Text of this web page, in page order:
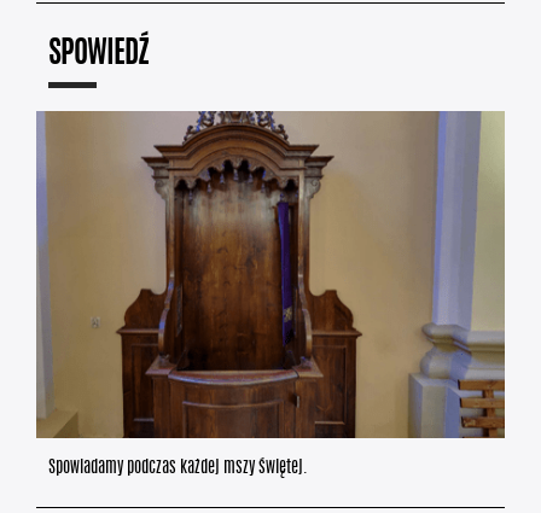
SPOWIEDŹ
Spowiadamy podczas każdej mszy świętej.